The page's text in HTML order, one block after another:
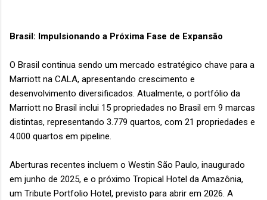
Brasil: Impulsionando a Próxima Fase de Expansão
O Brasil continua sendo um mercado estratégico chave para a
Marriott na CALA, apresentando crescimento e
desenvolvimento diversificados. Atualmente, o portfólio da
Marriott no Brasil inclui 15 propriedades no Brasil em 9 marcas
distintas, representando 3.779 quartos, com 21 propriedades e
4.000 quartos em pipeline.
Aberturas recentes incluem o Westin São Paulo, inaugurado
em junho de 2025, e o próximo Tropical Hotel da Amazônia,
um Tribute Portfolio Hotel, previsto para abrir em 2026. A